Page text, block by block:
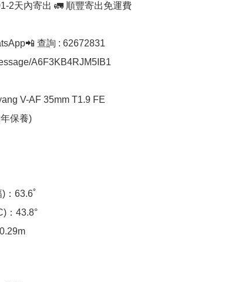
2天內寄出 🚛 順豐寄出免運費
查詢 : 62672831
A6F3KB4RJM5IB1
V-AF 35mm T1.9 FE
保養)
：63.6˚
：43.8°